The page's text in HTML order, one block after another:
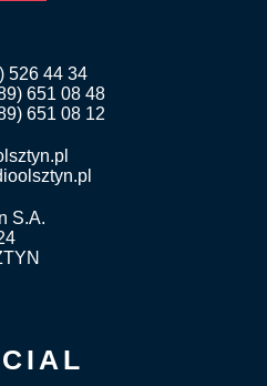
526 44 34
651 08 48
651 08 12
S.A.